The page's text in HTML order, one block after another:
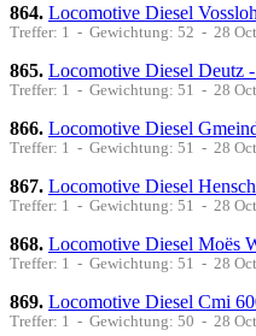
864. Locomotive Diesel
Treffer: 1 - Gewichtung: 52 - 28
865. Locomotive Diesel Deutz
Treffer: 1 - Gewichtung: 51 - 28
866. Locomotive Diesel
Treffer: 1 - Gewichtung: 51 - 28
867. Locomotive Diesel
Treffer: 1 - Gewichtung: 51 - 28
868. Locomotive Diesel Moës
Treffer: 1 - Gewichtung: 51 - 28
869. Locomotive Diesel Cmi
Treffer: 1 - Gewichtung: 50 - 28